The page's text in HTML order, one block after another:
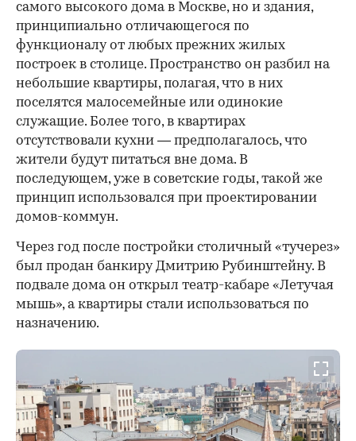
самого высокого дома в Москве, но и здания,
принципиально отличающегося по
функционалу от любых прежних жилых
построек в столице. Пространство он разбил на
небольшие квартиры, полагая, что в них
поселятся малосемейные или одинокие
служащие. Более того, в квартирах
отсутствовали кухни — предполагалось, что
жители будут питаться вне дома. В
последующем, уже в советские годы, такой же
принцип использовался при проектировании
домов-коммун.
Через год после постройки столичный «тучерез»
был продан банкиру Дмитрию Рубинштейну. В
подвале дома он открыл театр-кабаре «Летучая
мышь», а квартиры стали использоваться по
назначению.